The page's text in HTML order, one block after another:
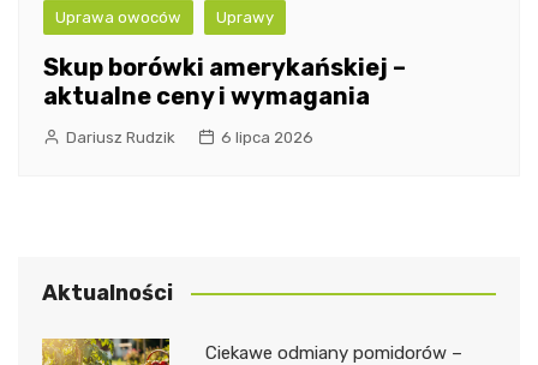
Uprawa owoców Uprawy
Skup borówki amerykańskiej –
aktualne ceny i wymagania
Dariusz Rudzik 6 lipca 2026
Aktualności
Ciekawe odmiany pomidorów –